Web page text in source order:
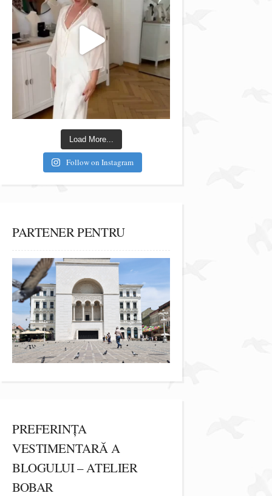
Load More...
Follow on Instagram
PARTENER PENTRU
PREFERINȚA
VESTIMENTARĂ A
BLOGULUI – ATELIER
BOBAR